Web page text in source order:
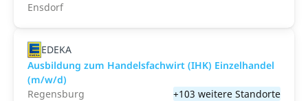
Ensdorf
EDEKA
Ausbildung zum Handelsfachwirt (IHK) Einzelhandel
(m/w/d)
Regensburg
+103 weitere Standorte